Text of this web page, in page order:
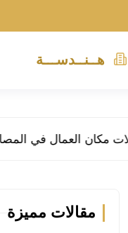
هــنــدســـة
مقالات مميزة